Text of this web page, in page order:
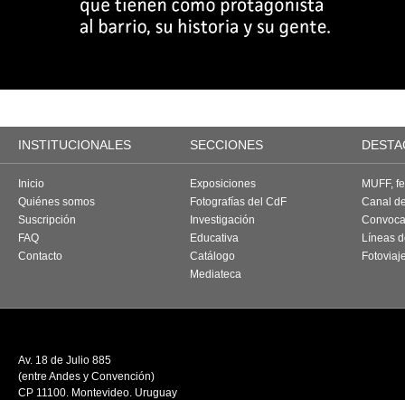
INSTITUCIONALES SECCIONES
Inicio
Quiénes somos
Suscripción
FAQ
Contacto
Exposiciones
Fotografías del CdF
Investigación
Educativa
Catálogo
Mediateca
MUFF,
Canal
Líneas
Av. 18 de Julio 885
(entre Andes y Convención)
CP 11100. Montevideo. Uruguay